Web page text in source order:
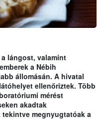
lángost, valamint
a Nébih
állomásán. A hivatal
ellenőriztek. Több
mérést
akadtak
megnyugtatóak a